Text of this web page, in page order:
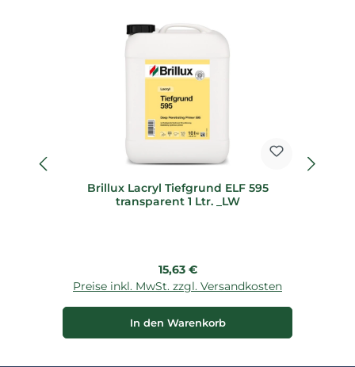
Brillux Lacryl Tiefgrund ELF 595
transparent 1 Ltr. _LW
Regulärer Preis:
15,63 €
Preise inkl. MwSt. zzgl. Versandkosten
In den Warenkorb